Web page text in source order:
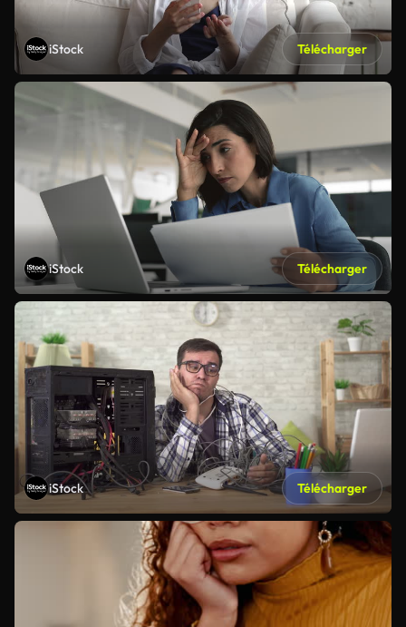
iStock Télécharger
iStock Télécharger
iStock Télécharger